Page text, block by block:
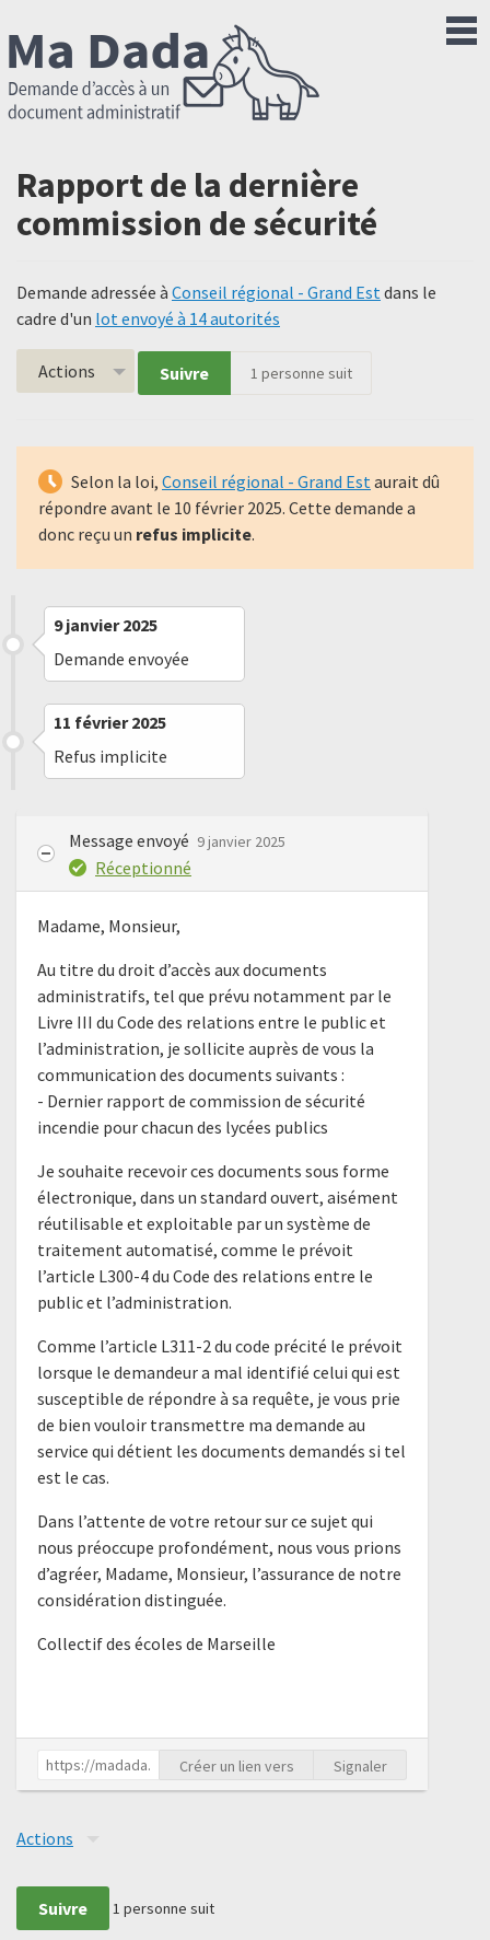
Rapport de la dernière
commission de sécurité
Demande adressée à Conseil régional - Grand Estdans le
cadre d'un lot envoyé à 14 autorités
Actions Suivre 1 personne suit
Selon la loi, Conseil régional - Grand Estaurait dû
répondre avant le 10 février 2025. Cette demande a
donc reçu un refus implicite.
9 janvier 2025
Demande envoyée
11 février 2025
Refus implicite
Message envoyé 9 janvier 2025
Réceptionné
Madame, Monsieur,
Au titre du droit d’accès aux documents
administratifs, tel que prévu notamment par le
Livre III du Code des relations entre le public et
l’administration, je sollicite auprès de vous la
communication des documents suivants :
- Dernier rapport de commission de sécurité
incendie pour chacun des lycées publics
Je souhaite recevoir ces documents sous forme
électronique, dans un standard ouvert, aisément
réutilisable et exploitable par un système de
traitement automatisé, comme le prévoit
l’article L300-4 du Code des relations entre le
public et l’administration.
Comme l’article L311-2 du code précité le prévoit
lorsque le demandeur a mal identifié celui qui est
susceptible de répondre à sa requête, je vous prie
de bien vouloir transmettre ma demande au
service qui détient les documents demandés si tel
est le cas.
Dans l’attente de votre retour sur ce sujet qui
nous préoccupe profondément, nous vous prions
d’agréer, Madame, Monsieur, l’assurance de notre
considération distinguée.
Collectif des écoles de Marseille
Créer un lien vers Signaler
Actions
Suivre 1 personne suit